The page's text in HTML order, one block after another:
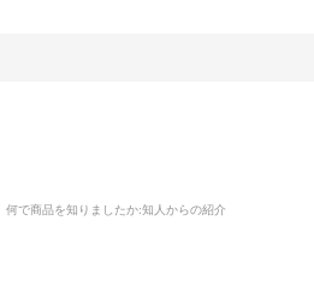
何で商品を知りましたか:知人からの紹介